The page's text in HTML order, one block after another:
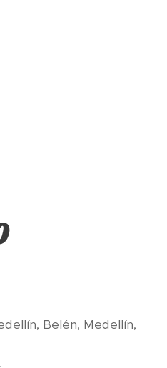
Belén, Medellín,